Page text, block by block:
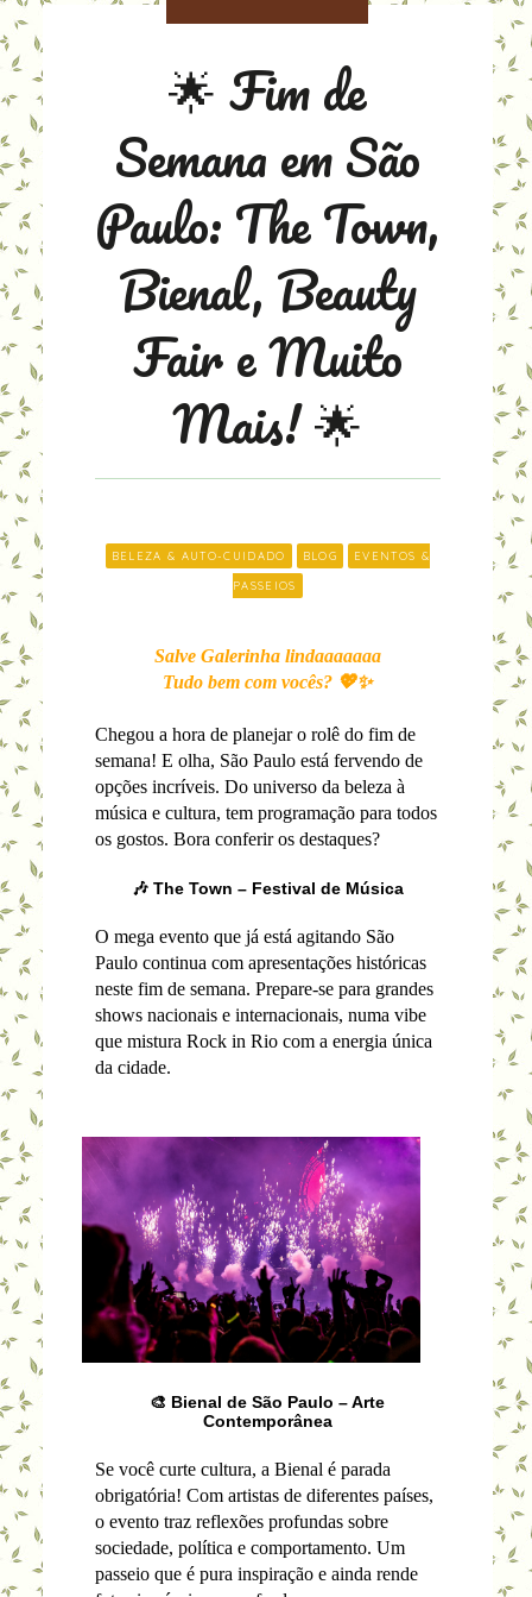
🌟 Fim de
Semana em São
Paulo: The Town,
Bienal, Beauty
Fair e Muito
Mais! 🌟
BELEZA & AUTO-CUIDADO BLOG EVENTOS &
PASSEIOS
Salve Galerinha lindaaaaaaa
Tudo bem com vocês? 💖✨
Chegou a hora de planejar o rolê do fim de
semana! E olha, São Paulo está fervendo de
opções incríveis. Do universo da beleza à
música e cultura, tem programação para todos
os gostos. Bora conferir os destaques?
🎶 The Town – Festival de Música
O mega evento que já está agitando São
Paulo continua com apresentações históricas
neste fim de semana. Prepare-se para grandes
shows nacionais e internacionais, numa vibe
que mistura Rock in Rio com a energia única
da cidade.
🎨 Bienal de São Paulo – Arte
Contemporânea
Se você curte cultura, a Bienal é parada
obrigatória! Com artistas de diferentes países,
o evento traz reflexões profundas sobre
sociedade, política e comportamento. Um
passeio que é pura inspiração e ainda rende